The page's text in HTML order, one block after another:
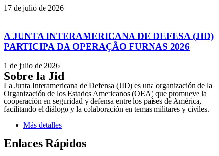
17 de julio de 2026
A JUNTA INTERAMERICANA DE DEFESA (JID)
PARTICIPA DA OPERAÇÃO FURNAS 2026
1 de julio de 2026
Sobre la Jid
La Junta Interamericana de Defensa (JID) es una organización de la
Organización de los Estados Americanos (OEA) que promueve la
cooperación en seguridad y defensa entre los países de América,
facilitando el diálogo y la colaboración en temas militares y civiles.
Más detalles
Enlaces Rápidos